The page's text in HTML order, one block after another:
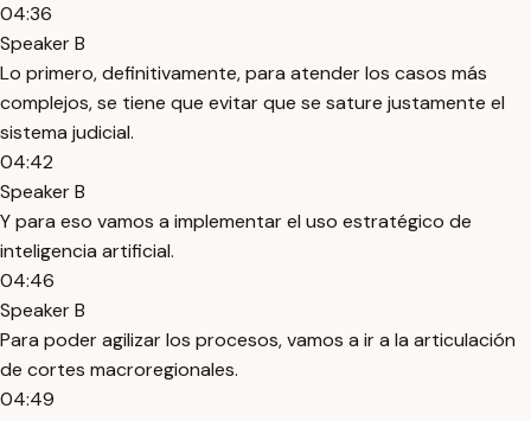
04:36
Speaker B
Lo primero, definitivamente, para atender los casos más
complejos, se tiene que evitar que se sature justamente el
sistema judicial.
04:42
Speaker B
Y para eso vamos a implementar el uso estratégico de
inteligencia artificial.
04:46
Speaker B
Para poder agilizar los procesos, vamos a ir a la articulación
de cortes macroregionales.
04:49